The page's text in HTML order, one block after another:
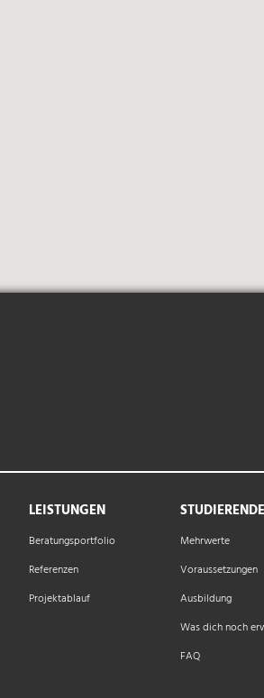
LEISTUNGEN
Beratungsportfolio
Referenzen
Projektablauf
STUDIERENDE
Mehrwerte
Voraussetzungen
Ausbildung
Was dich noch
FAQ